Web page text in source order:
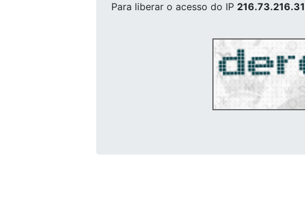
Para liberar o acesso do IP 216.73.216.31